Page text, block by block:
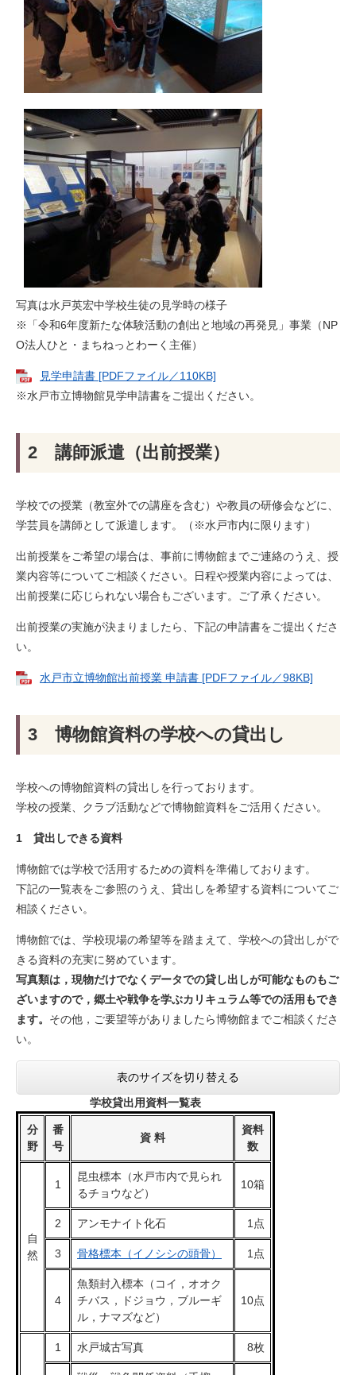
写真は水戸英宏中学校生徒の見学時の様子
※​「令和6年度新たな体験活動の創出と地域の再発見」事業（NP
O法人ひと・まちねっとわーく主催）
見学申請書 [PDFファイル／110KB]
※水戸市立博物館見学申請書をご提出ください。
2 講師派遣（出前授業）
学校での授業（教室外での講座を含む）や教員の研修会などに、
学芸員を講師として派遣します。（※水戸市内に限ります）
出前授業をご希望の場合は、事前に博物館までご連絡のうえ、授
業内容等についてご相談ください。日程や授業内容によっては、
出前授業に応じられない場合もございます。ご了承ください。
出前授業の実施が決まりましたら、下記の申請書をご提出くださ
い。
水戸市立博物館出前授業 申請書 [PDFファイル／98KB]
3 博物館資料の学校への貸出し
学校への博物館資料の貸出しを行っております。
学校の授業、クラブ活動などで博物館資料をご活用ください。
1 貸出しできる資料
博物館では学校で活用するための資料を準備しております。
下記の一覧表をご参照のうえ、貸出しを希望する資料についてご
相談ください。
博物館では、学校現場の希望等を踏まえて、学校への貸出しがで
きる資料の充実に努めています。
写真類は，現物だけでなくデータでの貸し出しが可能なものもご
ざいますので，郷土や戦争を学ぶカリキュラム等での活用もでき
ます。 その他，ご要望等がありましたら博物館までご相談くださ
い。
表のサイズを切り替える
学校貸出用資料一覧表
分
野
番
号
資 料
資料
数
自
然
1
昆虫標本（水戸市内で見られ
るチョウなど）
10箱
2 アンモナイト化石 1点
3 骨格標本（イノシシの頭骨） 1点
4
魚類封入標本（コイ，オオク
チバス，ドジョウ，ブルーギ
ル，ナマズなど）
10点
1 水戸城古写真 8枚